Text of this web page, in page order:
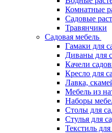
Комнатные
Садовые
Травянчики
Садовая мебель
Гамаки для
Диваны для
Качели
Кресло для
Лавка,
Мебель из
Наборы
Столы для
Стулья для
Текстиль